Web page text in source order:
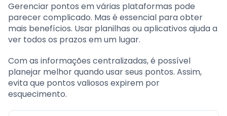
Gerenciar pontos em várias plataformas pode
parecer complicado. Mas é essencial para obter
mais benefícios. Usar planilhas ou aplicativos ajuda a
ver todos os prazos em um lugar.
Com as informações centralizadas, é possível
planejar melhor quando usar seus pontos. Assim,
evita que pontos valiosos expirem por
esquecimento.